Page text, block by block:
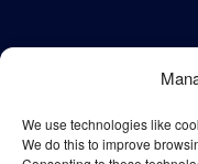
We use technologies like
We do this to improve